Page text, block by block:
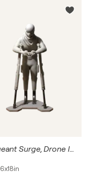
Sergeant Surge, Drone Intent